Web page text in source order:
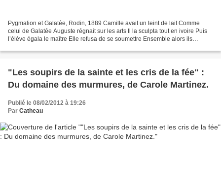
Pygmalion et Galatée, Rodin, 1889 Camille avait un teint de lait Comme
celui de Galatée Auguste régnait sur les arts Il la sculpta tout en ivoire Puis
l’élève égala le maître Elle refusa de se soumettre Ensemble alors ils
"Les soupirs de la sainte et les cris de la fée" :
Du domaine des murmures, de Carole Martinez.
Publié le 08/02/2012 à 19:26
Par Catheau